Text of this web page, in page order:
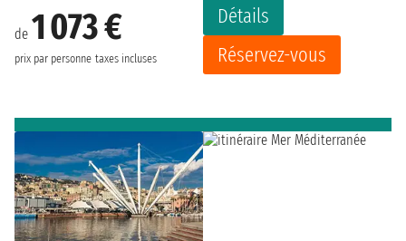
de 1 073 €
prix par personne taxes incluses
Détails
Réservez-vous